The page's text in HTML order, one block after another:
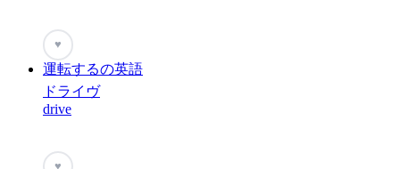
♥
運転するの英語
ドライヴ
drive
♥